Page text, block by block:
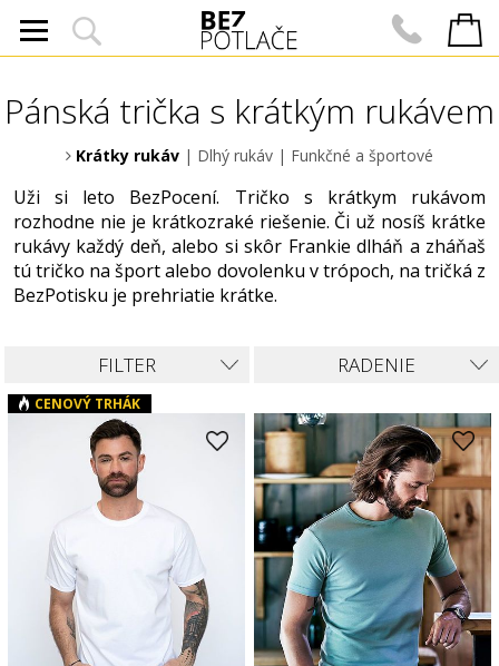
Pánská trička s krátkým rukávem
Krátky rukáv | Dlhý rukáv | Funkčné a športové
Uži si leto BezPocení. Tričko s krátkym rukávom
rozhodne nie je krátkozraké riešenie. Či už nosíš krátke
rukávy každý deň, alebo si skôr Frankie dlháň a zháňaš
tú tričko na šport alebo dovolenku v trópoch, na tričká z
BezPotisku je prehriatie krátke.
RADENIE
FILTER
CENOVÝ TRHÁK